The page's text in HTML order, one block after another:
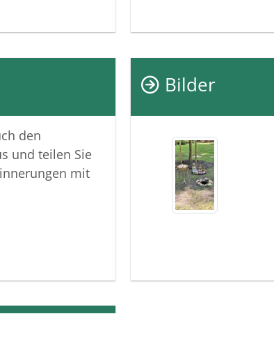
den
und teilen Sie
mit
Bilder